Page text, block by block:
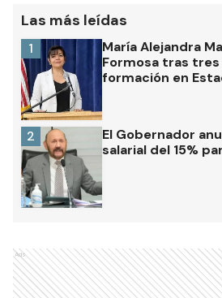
Las más leídas
María Alejandra
Formosa tras
formación en
1
El Gobernador
salarial del 15%
2
Ads